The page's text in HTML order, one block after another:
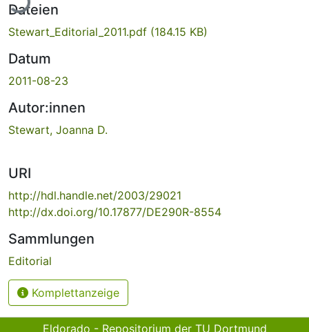
Dateien
Stewart_Editorial_2011.pdf (184.15 KB)
Datum
2011-08-23
Autor:innen
Stewart, Joanna D.
URI
http://hdl.handle.net/2003/29021
http://dx.doi.org/10.17877/DE290R-8554
Sammlungen
Editorial
Komplettanzeige
Eldorado - Repositorium der TU Dortmund